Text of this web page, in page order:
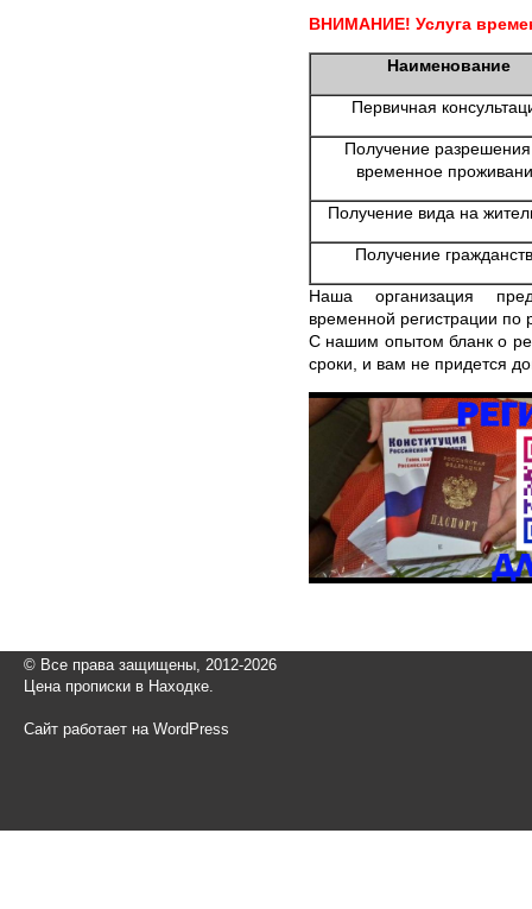
ВНИМАНИЕ! Услуга
Наименование
Первичная
Получение
временное
Получение вида на
Получение
Наша организация
временной регистрации по
С нашим опытом бланк о
сроки, и вам не придется
© Все права защищены, 2012-2026
Цена прописки в Находке.
Сайт работает на WordPress